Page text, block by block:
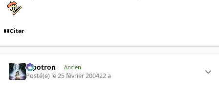
Citer
Pipotron Ancien
Posté(e) le 25 février 200422 a